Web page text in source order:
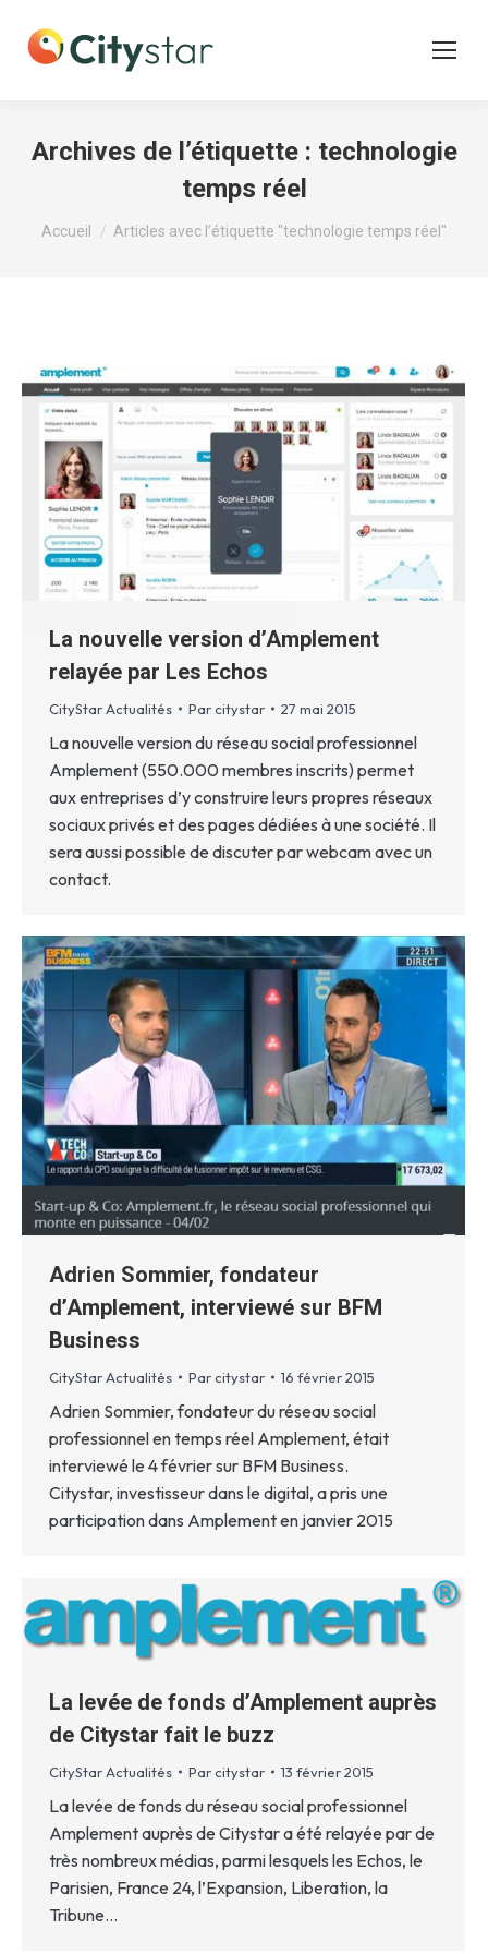
Archives de l’étiquette : technologie
temps réel
Vous êtes ici :
Accueil Articles avec l’étiquette "technologie temps réel"
La nouvelle version d’Amplement
relayée par Les Echos
CityStar Actualités Par citystar 27 mai 2015
La nouvelle version du réseau social professionnel
Amplement (550.000 membres inscrits) permet
aux entreprises d’y construire leurs propres réseaux
sociaux privés et des pages dédiées à une société. Il
sera aussi possible de discuter par webcam avec un
contact.
Adrien Sommier, fondateur
d’Amplement, interviewé sur BFM
Business
CityStar Actualités Par citystar 16 février 2015
Adrien Sommier, fondateur du réseau social
professionnel en temps réel Amplement, était
interviewé le 4 février sur BFM Business.
Citystar, investisseur dans le digital, a pris une
participation dans Amplement en janvier 2015
La levée de fonds d’Amplement auprès
de Citystar fait le buzz
CityStar Actualités Par citystar 13 février 2015
La levée de fonds du réseau social professionnel
Amplement auprès de Citystar a été relayée par de
très nombreux médias, parmi lesquels les Echos, le
Parisien, France 24, l’Expansion, Liberation, la
Tribune…